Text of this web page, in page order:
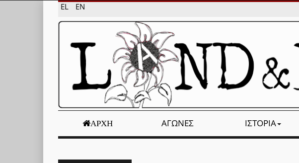
EL EN
ΑΡΧΉ ΑΓΏΝΕΣ ΙΣΤΟΡΊΑ